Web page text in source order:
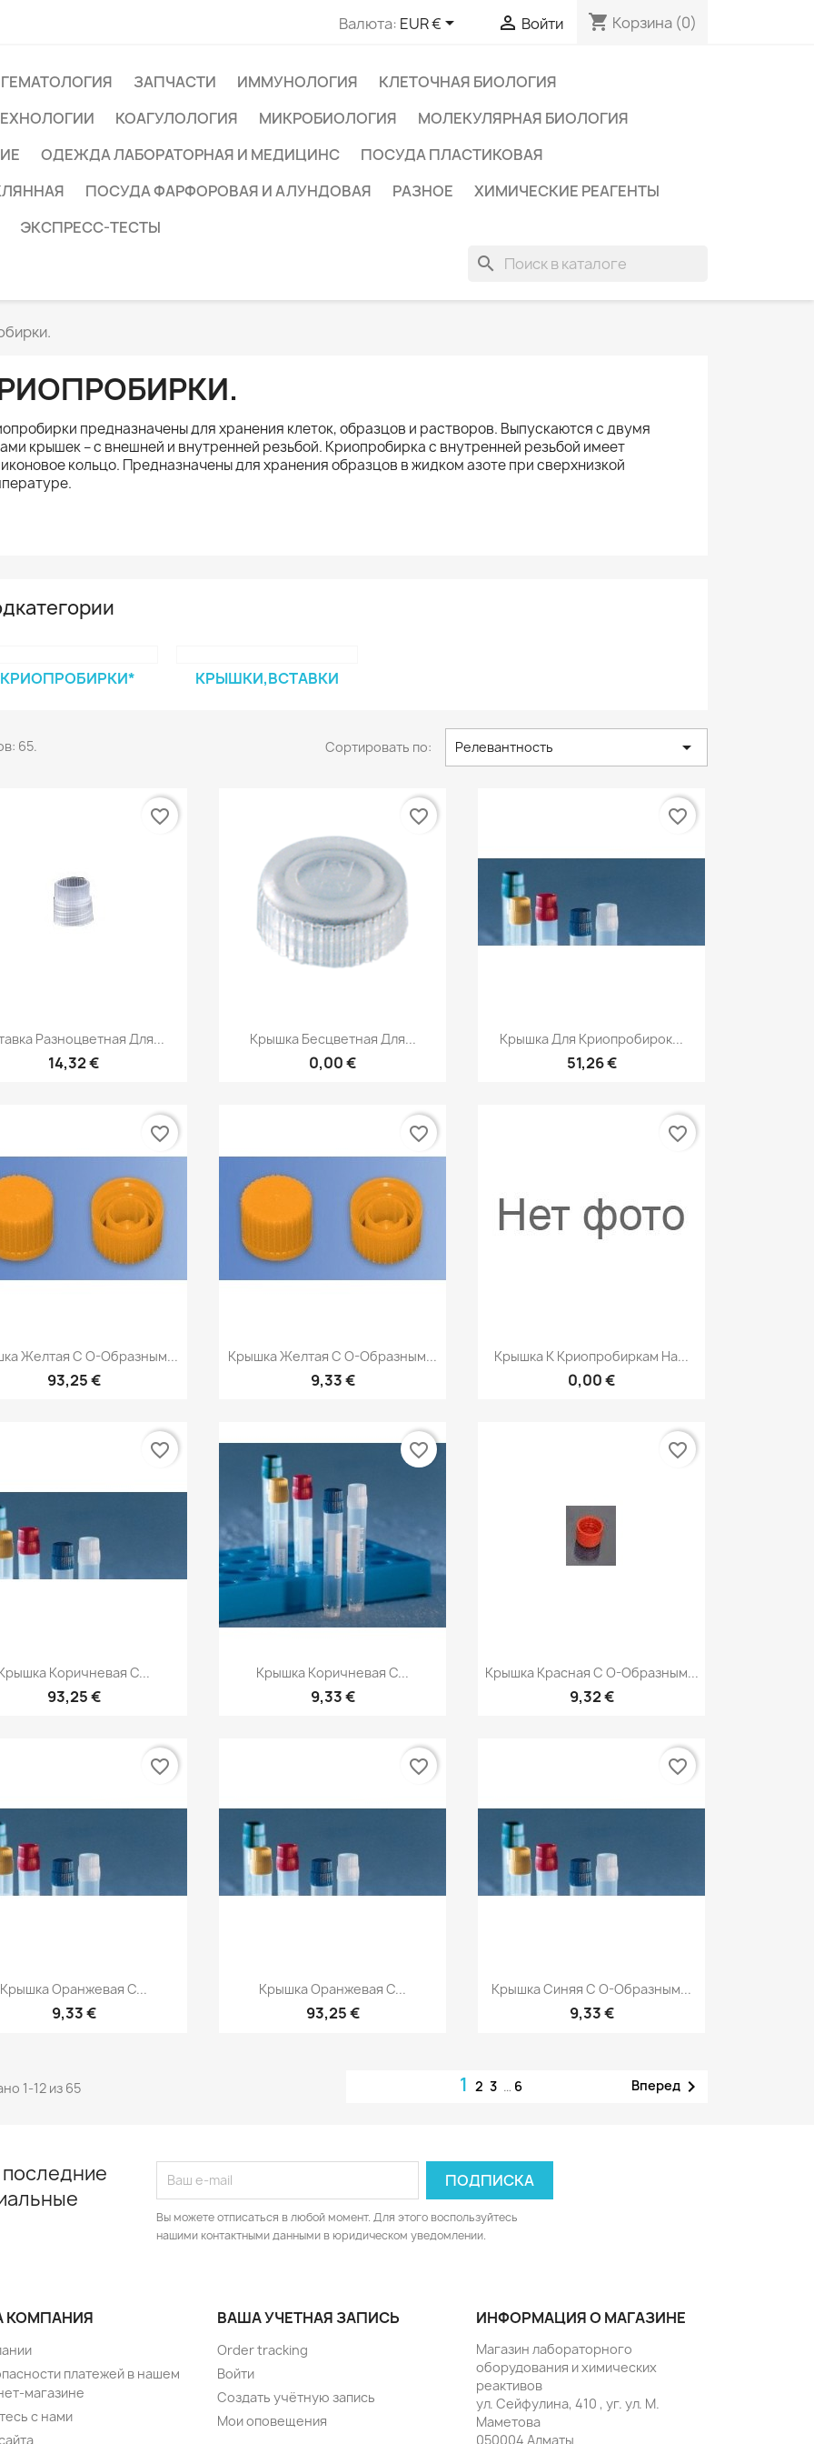
Валюта: EUR €  Войти shopping_cart Корзина (0)
ГЕМАТОЛОГИЯ ЗАПЧАСТИ ИММУНОЛОГИЯ
КЛЕТОЧНАЯ БИОЛОГИЯ
КОАГУЛОЛОГИЯ МИКРОБИОЛОГИЯ
МОЛЕКУЛЯРНАЯ БИОЛОГИЯ
ОДЕЖДА ЛАБОРАТОРНАЯ И МЕДИЦИНС
ПОСУДА ПЛАСТИКОВАЯ
ПОСУДА ФАРФОРОВАЯ И АЛУНДОВАЯ РАЗНОЕ
ХИМИЧЕСКИЕ РЕАГЕНТЫ
ЭКСПРЕСС-ТЕСТЫ
search
предназначены для хранения клеток, образцов и растворов. Выпускаются с двумя
крышек – с внешней и внутренней резьбой. Криопробирка с внутренней резьбой имеет
кольцо. Предназначены для хранения образцов в жидком азоте при сверхнизкой
КРИОПРОБИРКИ* КРЫШКИ,ВСТАВКИ
65. Сортировать по: Релевантность 
Быстрый просмотр
Разноцветная Для...
14,32 €
favorite_border
Быстрый просмотр
Крышка Бесцветная Для...
0,00 €
favorite_border
Быстрый просмотр
Крышка Для Криопробирок...
51,26 €
favorite_border
Быстрый просмотр
Желтая С О-Образным...
93,25 €
favorite_border
Быстрый просмотр
Крышка Желтая С О-Образным...
9,33 €
favorite_border
Быстрый просмотр
Крышка К Криопробиркам На...
0,00 €
favorite_border
Быстрый просмотр
Коричневая С...
93,25 €
favorite_border
Быстрый просмотр
Крышка Коричневая С...
9,33 €
favorite_border
Быстрый просмотр
Крышка Красная С О-Образным...
9,32 €
favorite_border
Быстрый просмотр
Крышка Оранжевая С...
9,33 €
favorite_border
Быстрый просмотр
Крышка Оранжевая С...
93,25 €
favorite_border
Быстрый просмотр
Крышка Синяя С О-Образным...
9,33 €
favorite_border
1-12 из 65 1 2 3 … 6 Вперед
Вы можете отписаться в любой момент. Для этого воспользуйтесь
нашими контактными данными в юридическом уведомлении.
КОМПАНИЯ
платежей в нашем
магазине
с нами
ВАША УЧЕТНАЯ ЗАПИСЬ
Order tracking
Войти
Создать учётную запись
Мои оповещения
ИНФОРМАЦИЯ О МАГАЗИНЕ
Магазин лабораторного
оборудования и химических
реактивов
ул. Сейфулина, 410 , уг. ул. М.
Маметова
050004 Алматы